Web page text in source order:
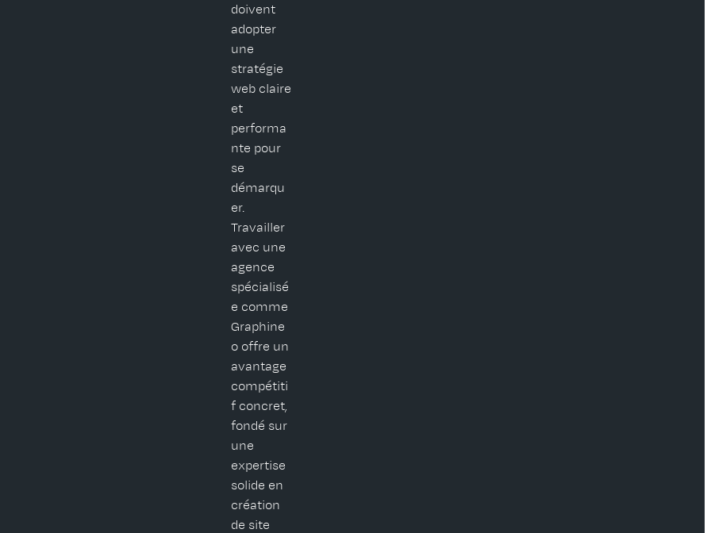
doivent
adopter
une
stratégie
web claire
et
performa
nte pour
se
démarqu
er.
Travailler
avec une
agence
spécialisé
e comme
Graphine
o offre un
avantage
compétiti
f concret,
fondé sur
une
expertise
solide en
création
de site